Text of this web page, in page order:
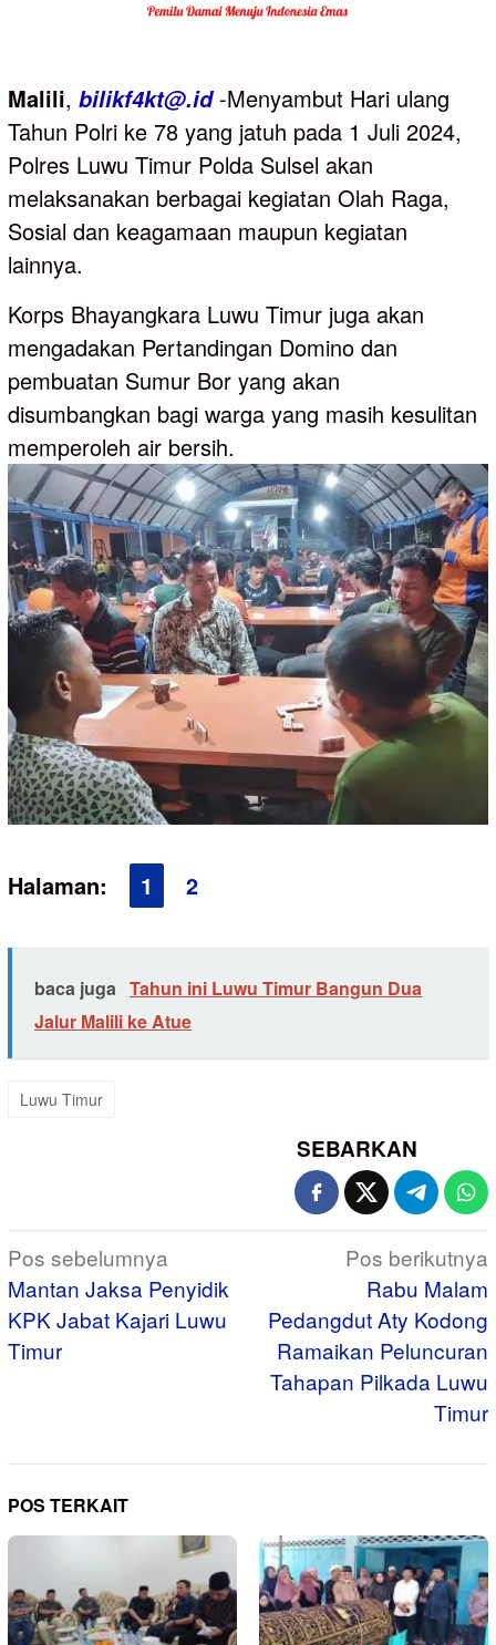
Malili, bilikf4kt@.id-Menyambut Hari ulang
Tahun Polri ke 78 yang jatuh pada 1 Juli 2024,
Polres Luwu Timur Polda Sulsel akan
melaksanakan berbagai kegiatan Olah Raga,
Sosial dan keagamaan maupun kegiatan
lainnya.
Korps Bhayangkara Luwu Timur juga akan
mengadakan Pertandingan Domino dan
pembuatan Sumur Bor yang akan
disumbangkan bagi warga yang masih kesulitan
memperoleh air bersih.
Halaman: 1 2
baca juga Tahun ini Luwu Timur Bangun Dua
Jalur Malili ke Atue
Luwu Timur
SEBARKAN
Navigasi
pos
Pos sebelumnya
Mantan Jaksa Penyidik
KPK Jabat Kajari Luwu
Timur
Pos berikutnya
Rabu Malam
Pedangdut Aty Kodong
Ramaikan Peluncuran
Tahapan Pilkada Luwu
Timur
POS TERKAIT